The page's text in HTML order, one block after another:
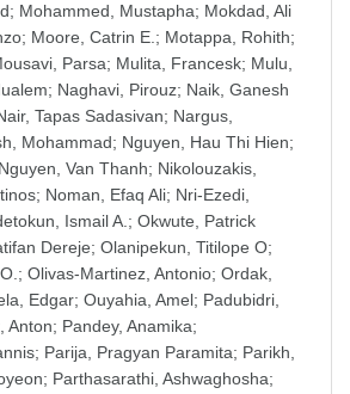
; Mohammed, Mustapha; Mokdad, Ali
; Moore, Catrin E. ; Motappa, Rohith;
Parsa; Mulita, Francesk; Mulu,
; Naghavi, Pirouz; Naik, Ganesh
Tapas Sadasivan; Nargus,
Mohammad; Nguyen, Hau Thi Hien;
Nguyen, Van Thanh; Nikolouzakis,
; Noman, Efaq Ali; Nri-Ezedi,
Ismail A. ; Okwute, Patrick
Dereje; Olanipekun, Titilope O;
; Olivas-Martinez, Antonio; Ordak,
Edgar; Ouyahia, Amel; Padubidri,
Anton; Pandey, Anamika;
; Parija, Pragyan Paramita; Parikh,
; Parthasarathi, Ashwaghosha;